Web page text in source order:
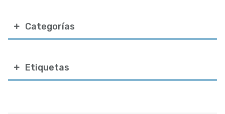
Categorías
Etiquetas